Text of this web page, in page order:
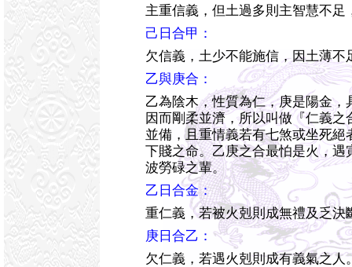
主重信義，但土過多則主智慧不足
己日合甲：
欠信義，土少不能施信，因土薄不
乙與庚合：
乙為陰木，性質為仁，庚是陽金，
因而剛柔並濟，所以叫做『仁義之
並備，且重情義若有七煞或坐死絕
下賤之命。乙庚之合最怕是火，遇
波勞碌之輩。
乙日合金：
重仁義，若被火剋則成無禮及乏決
庚日合乙：
欠仁義，若遇火剋則成有義氣之人